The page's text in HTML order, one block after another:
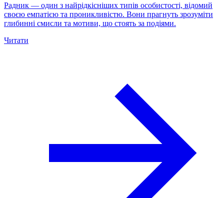
Радник — один з найрідкісніших типів особистості, відомий
своєю емпатією та проникливістю. Вони прагнуть зрозуміти
глибинні смисли та мотиви, що стоять за подіями.
Читати